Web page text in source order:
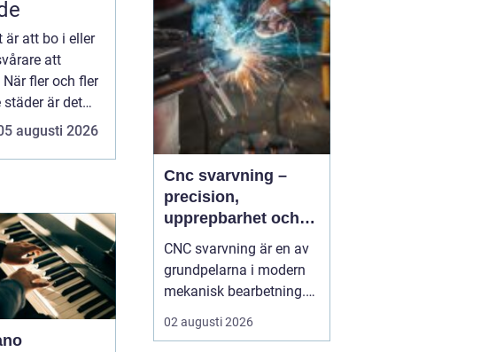
är att bo i eller
att
fler och fler
städer är det
augusti 2026
tekniken en viktig roll för
allt från fasadpartier och
i...
Cnc svarvning –
precision,
upprepbarhet och
smart produktion
CNC svarvning är en av
grundpelarna i modern
mekanisk bearbetning.
Genom att kombinera
traditionell svarvteknik
02 augusti 2026